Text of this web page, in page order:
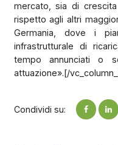
mercato, sia di
rispetto agli altri
Germania, dove i
infrastrutturale di
tempo annunciati o
attuazione».[/
Condividi su: